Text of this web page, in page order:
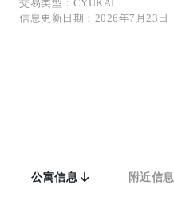
交易类型：CYUKAI
信息更新日期：2026年7月23日
公寓信息 附近信息